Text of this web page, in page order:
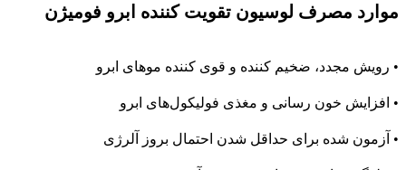
موارد مصرف لوسیون تقویت کننده ابرو فومیژن
• رویش مجدد، ضخیم کننده و قوی کننده موهای ابرو
• افزایش خون رسانی و مغذی فولیکول‌های ابرو
• آزمون شده برای حداقل شدن احتمال بروز آلرژی